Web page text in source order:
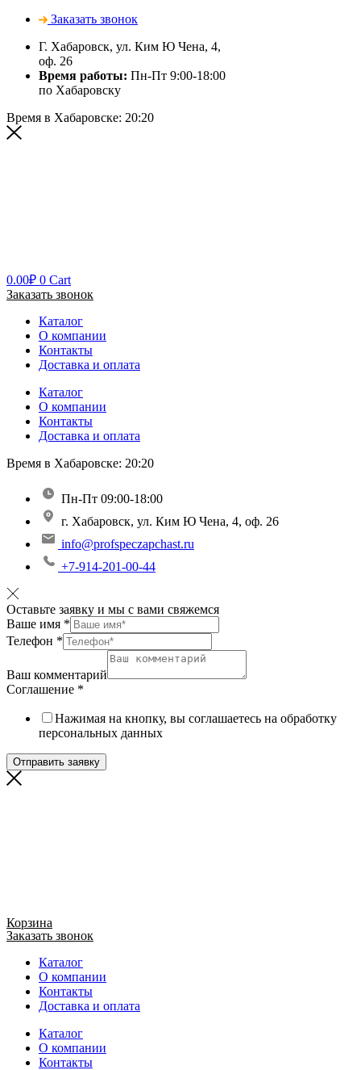
Заказать звонок
Г. Хабаровск, ул. Ким Ю Чена, 4,
оф. 26
Время работы: Пн-Пт 9:00-18:00
по Хабаровску
Время в Хабаровске: 20:20
0.00₽ 0 Cart
Заказать звонок
Каталог
О компании
Контакты
Доставка и оплата
Каталог
О компании
Контакты
Доставка и оплата
Время в Хабаровске: 20:20
Пн-Пт 09:00-18:00
г. Хабаровск, ул. Ким Ю Чена, 4, оф. 26
info@profspeczapchast.ru
+7-914-201-00-44
Оставьте заявку и мы с вами свяжемся
Ваше имя *
Телефон *
Ваш комментарий
Соглашение *
Нажимая на кнопку, вы соглашаетесь на обработку
персональных данных
Отправить заявку
Корзина
Заказать звонок
Каталог
О компании
Контакты
Доставка и оплата
Каталог
О компании
Контакты